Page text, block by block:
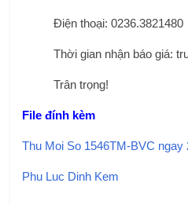
Điện thoại: 0236.3821480
Thời gian nhận báo giá:
Trân trọng!
File đính kèm
Thu Moi So 1546TM-BVC ngay
Phu Luc Dinh Kem